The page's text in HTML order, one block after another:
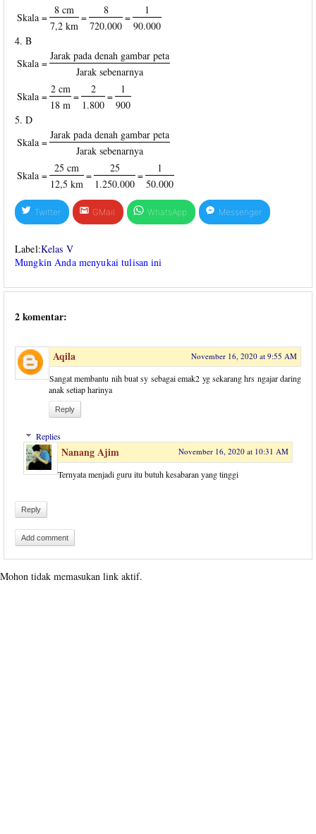
Skala =
8 cm
=
8
=
1
7,2 km
720.000
90.000
4. B
Skala =
Jarak pada denah gambar peta
Jarak sebenarnya
Skala =
2 cm
=
2
=
1
18 m
1.800
900
5. D
Skala =
Jarak pada denah gambar peta
Jarak sebenarnya
Skala =
25 cm
=
25
=
1
12,5 km
1.250.000 50.000
Twitter GMail WhatsApp Messenger
Label:Kelas V
Mungkin Anda menyukai tulisan ini
2 komentar:
Aqila November 16, 2020 at 9:55 AM
Sangat membantu nih buat sy sebagai emak2 yg sekarang hrs ngajar daring
anak setiap harinya
Reply
Replies
Nanang Ajim November 16, 2020 at 10:31 AM
Ternyata menjadi guru itu butuh kesabaran yang tinggi
Reply
Add comment
Mohon tidak memasukan link aktif.